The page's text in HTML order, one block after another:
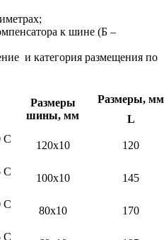
к шине (Б –
и категория размещения по
Размеры
шины, мм
Размеры, мм
L
С
120x10 120
С
100x10 145
С
80x10 170
С